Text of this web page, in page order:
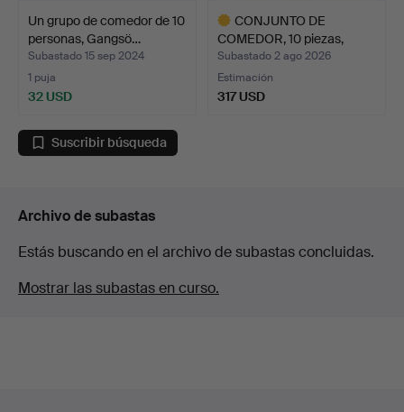
Un grupo de comedor de 10
personas, Gangsö…
Subastado 15 sep 2024
1 puja
32 USD
CONJUNTO DE
COMEDOR, 10 piezas,
"Baltiska …
Subastado 2 ago 2026
Estimación
317 USD
Suscribir búsqueda
Archivo de subastas
Estás buscando en el archivo de subastas concluidas.
Mostrar las subastas en curso.